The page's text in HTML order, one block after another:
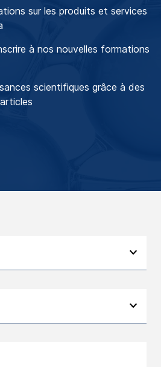
sur les produits et services
à nos nouvelles formations
scientifiques grâce à des